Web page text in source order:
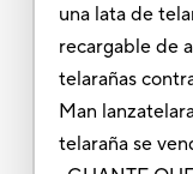
una lata de
recargable de
telarañas
Man
telaraña se